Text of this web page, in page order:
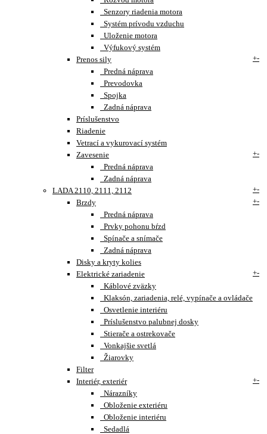
Senzory riadenia motora
Systém prívodu vzduchu
Uloženie motora
Výfukový systém
Prenos sily
+-
Predná náprava
Prevodovka
Spojka
Zadná náprava
Príslušenstvo
Riadenie
Vetrací a vykurovací systém
Zavesenie
+-
Predná náprava
Zadná náprava
LADA 2110, 2111, 2112
+-
Brzdy
+-
Predná náprava
Prvky pohonu bŕzd
Spínače a snímače
Zadná náprava
Disky a kryty kolies
Elektrické zariadenie
+-
Káblové zväzky
Klaksón, zariadenia, relé, vypínače a ovládače
Osvetlenie interiéru
Príslušenstvo palubnej dosky
Stierače a ostrekovače
Vonkajšie svetlá
Žiarovky
Filter
Interiér, exteriér
+-
Nárazníky
Obloženie exteriéru
Obloženie interiéru
Sedadlá